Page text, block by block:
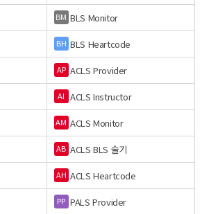
BM BLS Monitor
BH BLS Heartcode
AP ACLS Provider
AI ACLS Instructor
AM ACLS Monitor
AB ACLS BLS 술기
AH ACLS Heartcode
PP PALS Provider